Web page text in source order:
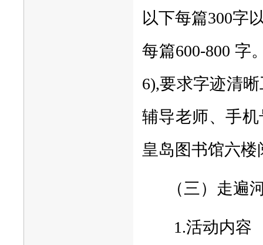
以下每篇300字
每篇600-800 字
6),要求字迹清
辅导老师、手
皇岛图书馆六
（三）走
1.活动内容